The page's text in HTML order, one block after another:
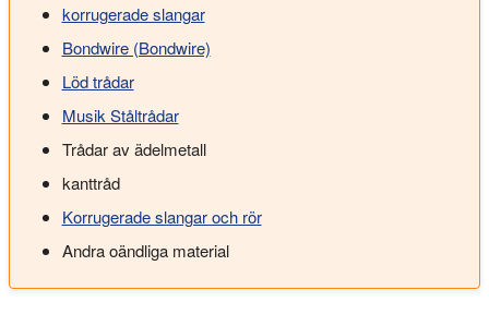
korrugerade slangar
Bondwire (Bondwire)
Löd trådar
Musik Ståltrådar
Trådar av ädelmetall
kanttråd
Korrugerade slangar och rör
Andra oändliga material